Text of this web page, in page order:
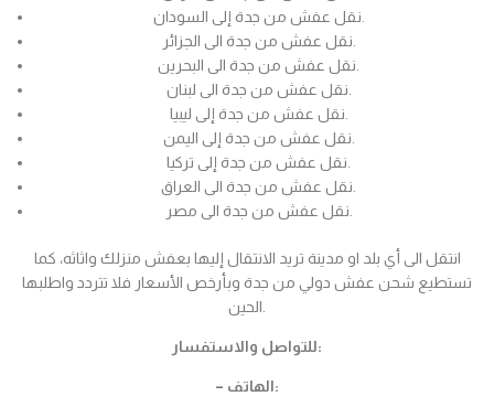
نقل عفش من جدة إلى السودان.
نقل عفش من جدة الى الجزائر.
نقل عفش من جدة الى البحرين.
نقل عفش من جدة الى لبنان.
نقل عفش من جدة إلى ليبيا.
نقل عفش من جدة إلى اليمن.
نقل عفش من جدة إلى تركيا.
نقل عفش من جدة الى العراق.
نقل عفش من جدة الى مصر.
انتقل الى أي بلد او مدينة تريد الانتقال إليها بعفش منزلك واثاثه، كما
تستطيع شحن عفش دولي من جدة وبأرخص الأسعار فلا تتردد واطلبها
الحين.
للتواصل والاستفسار:
– الهاتف: